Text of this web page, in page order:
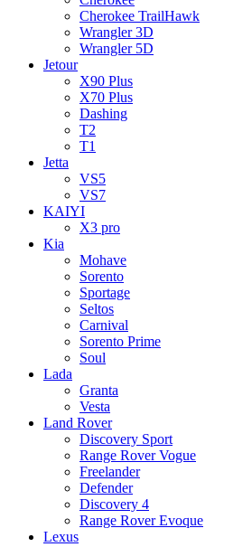
Cherokee TrailHawk
Wrangler 3D
Wrangler 5D
Jetour
X90 Plus
X70 Plus
Dashing
T2
T1
Jetta
VS5
VS7
KAIYI
X3 pro
Kia
Mohave
Sorento
Sportage
Seltos
Carnival
Sorento Prime
Soul
Lada
Granta
Vesta
Land Rover
Discovery Sport
Range Rover Vogue
Freelander
Defender
Discovery 4
Range Rover Evoque
Lexus